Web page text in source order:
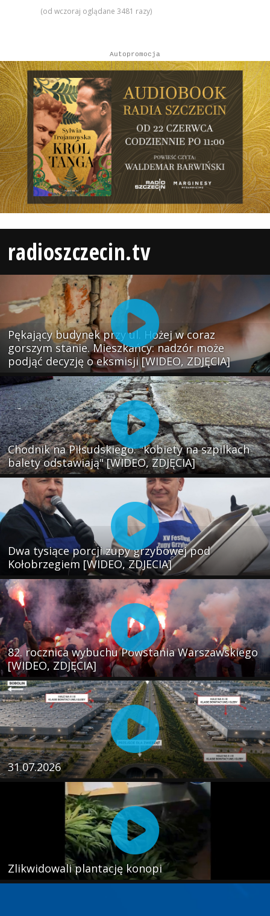
(od wczoraj oglądane 3481 razy)
Autopromocja
radioszczecin.tv
Pękający budynek przy ul. Hożej w coraz
gorszym stanie. Mieszkańcy: nadzór może
podjąć decyzję o eksmisji [WIDEO, ZDJĘCIA]
Chodnik na Piłsudskiego: "kobiety na szpilkach
balety odstawiają" [WIDEO, ZDJĘCIA]
Dwa tysiące porcji zupy grzybowej pod
Kołobrzegiem [WIDEO, ZDJECIA]
82. rocznica wybuchu Powstania Warszawskiego
[WIDEO, ZDJĘCIA]
31.07.2026
Zlikwidowali plantację konopi